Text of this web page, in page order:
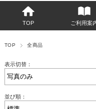
TOP ご利用案
TOP 全商品
表示切替：
並び順：